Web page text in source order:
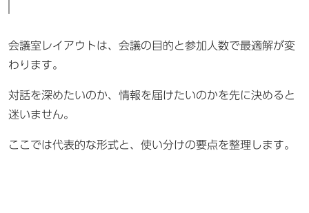
会議室レイアウトは、会議の目的と参加人数で最適解が変
わります。
対話を深めたいのか、情報を届けたいのかを先に決めると
迷いません。
ここでは代表的な形式と、使い分けの要点を整理します。